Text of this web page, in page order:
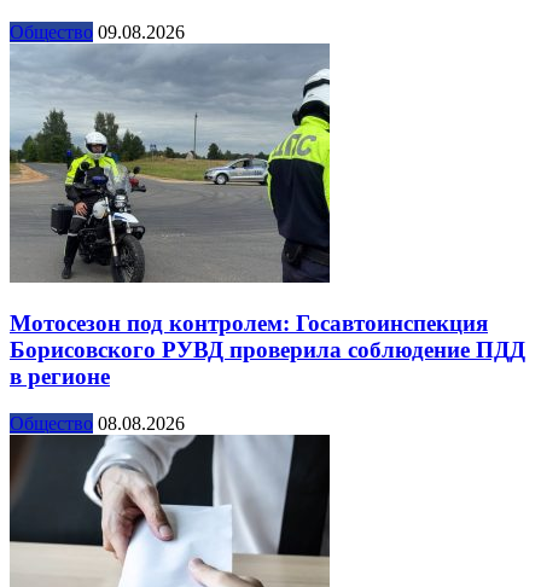
Общество 09.08.2026
Мотосезон под контролем: Госавтоинспекция
Борисовского РУВД проверила соблюдение ПДД
в регионе
Общество 08.08.2026